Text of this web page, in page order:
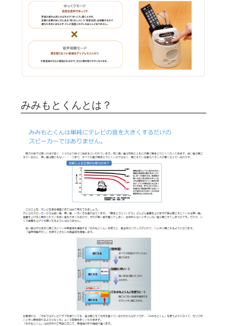
みみもとくんとは？